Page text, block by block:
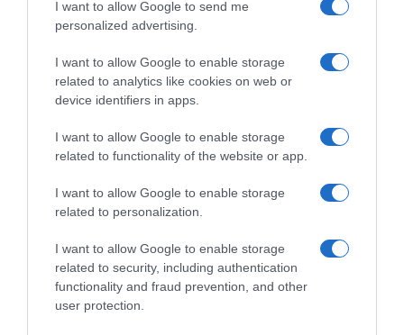
I want to allow Google to send me
personalized advertising.
I want to allow Google to enable storage
related to analytics like cookies on web or
device identifiers in apps.
I want to allow Google to enable storage
related to functionality of the website or app.
I want to allow Google to enable storage
related to personalization.
I want to allow Google to enable storage
related to security, including authentication
functionality and fraud prevention, and other
user protection.
Ψυχρολουσία στην Τούμπα: Ο ΠΑΟΚ πλήρωσε το
την ανατροπή στο Βέλγιο
ΠΑΟΚ – Άντερλεχτ LIVE: Η τηλεοπτική μετάδοση του
Στη Μύκονο βρίσκεται η Nicole Kidman: Γεύμα στο
Ρένα Δούρου: Θολή συμφωνία που αφήνει ανοικτά
Ελλάδας έναντι της τουρκικής επιθετικότητας
Ο Μιλάν Βιτάλις στην ΑΕΚ μέχρι το 2030! Ο νέος